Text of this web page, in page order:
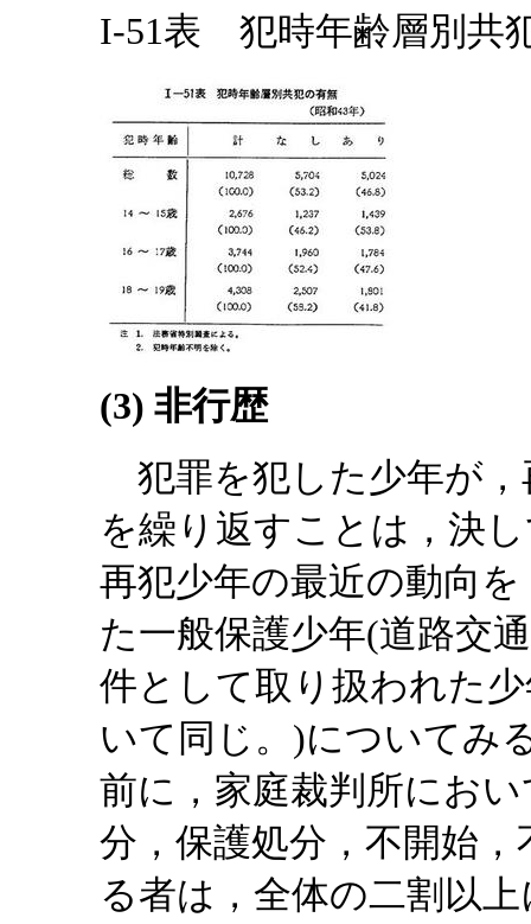
I-51表 犯時年齢層別共
(3) 非行歴
犯罪を犯した少年が，
を繰り返すことは，決
再犯少年の最近の動向
た一般保護少年(道路交
件として取り扱われた
いて同じ。)についてみ
前に，家庭裁判所にお
分，保護処分，不開始
る者は，全体の二割以